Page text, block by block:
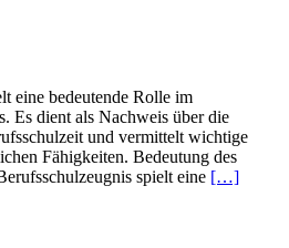
eine bedeutende Rolle im
Es dient als Nachweis über die
und vermittelt wichtige
Fähigkeiten. Bedeutung des
spielt eine […]